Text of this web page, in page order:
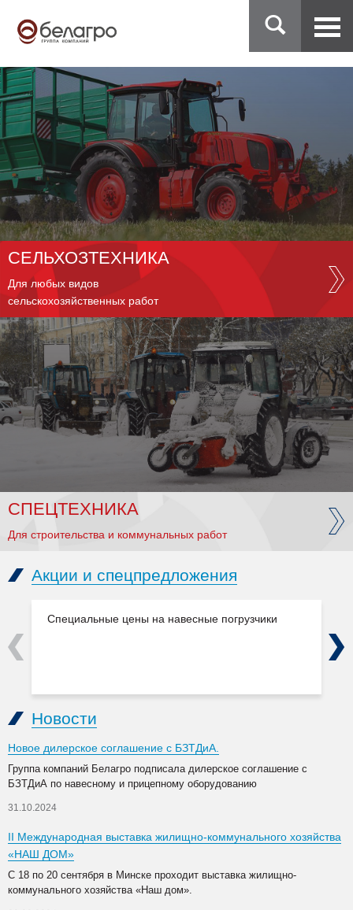
СЕЛЬХОЗТЕХНИКА
Для любых видов
сельскохозяйственных работ
СПЕЦТЕХНИКА
Для строительства и коммунальных работ
Акции и спецпредложения
Специальные цены на навесные погрузчики
Previous Next
Новости
Новое дилерское соглашение с БЗТДиА.
Группа компаний Белагро подписала дилерское соглашение с
БЗТДиА по навесному и прицепному оборудованию
31.10.2024
II Международная выставка жилищно-коммунального хозяйства
«НАШ ДОМ»
С 18 по 20 сентября в Минске проходит выставка жилищно-
коммунального хозяйства «Наш дом».